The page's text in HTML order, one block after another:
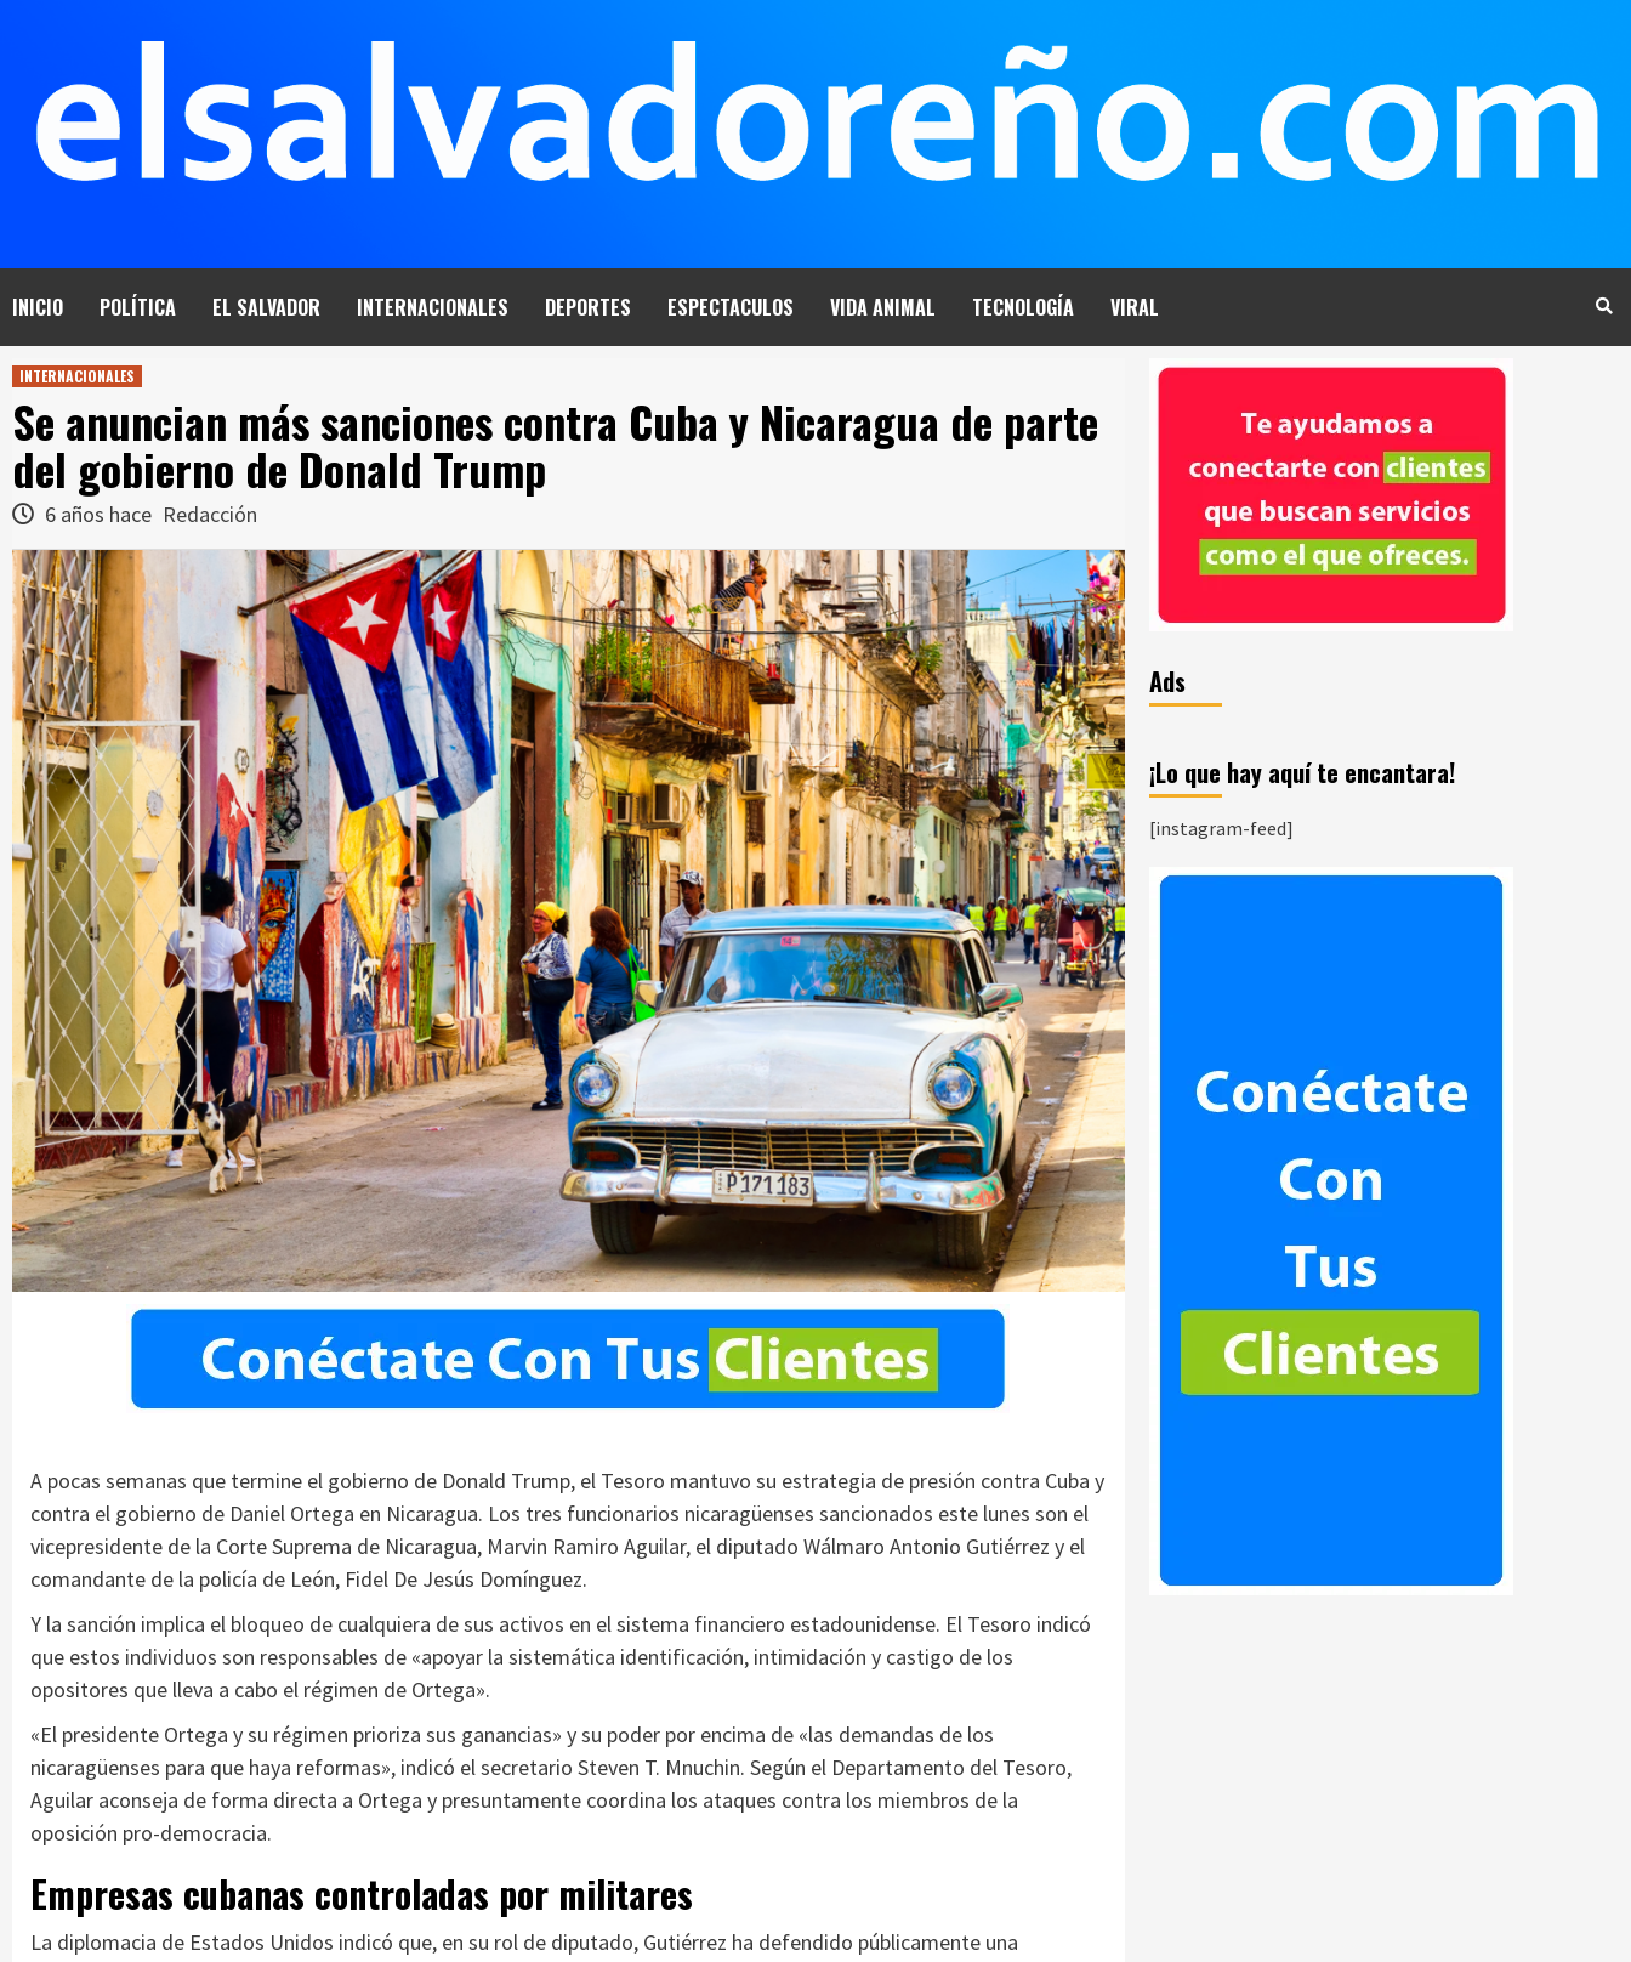
INICIO POLÍTICA EL SALVADOR INTERNACIONALES DEPORTES ESPECTACULOS VIDA ANIMAL TECNOLOGÍA VIRAL
INTERNACIONALES
Se anuncian más sanciones contra Cuba y Nicaragua de parte
del gobierno de Donald Trump
6 años hace Redacción
A pocas semanas que termine el gobierno de Donald Trump, el Tesoro mantuvo su estrategia de presión contra Cuba y
contra el gobierno de Daniel Ortega en Nicaragua. Los tres funcionarios nicaragüenses sancionados este lunes son el
vicepresidente de la Corte Suprema de Nicaragua, Marvin Ramiro Aguilar, el diputado Wálmaro Antonio Gutiérrez y el
comandante de la policía de León, Fidel De Jesús Domínguez.
Y la sanción implica el bloqueo de cualquiera de sus activos en el sistema financiero estadounidense. El Tesoro indicó
que estos individuos son responsables de «apoyar la sistemática identificación, intimidación y castigo de los
opositores que lleva a cabo el régimen de Ortega».
«El presidente Ortega y su régimen prioriza sus ganancias» y su poder por encima de «las demandas de los
nicaragüenses para que haya reformas», indicó el secretario Steven T. Mnuchin. Según el Departamento del Tesoro,
Aguilar aconseja de forma directa a Ortega y presuntamente coordina los ataques contra los miembros de la
oposición pro-democracia.
Empresas cubanas controladas por militares
La diplomacia de Estados Unidos indicó que, en su rol de diputado, Gutiérrez ha defendido públicamente una
Ads
¡Lo que hay aquí te encantara!
[instagram-feed]